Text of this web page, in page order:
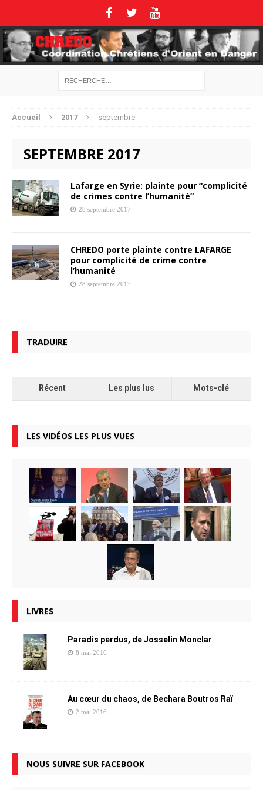
Accueil 2017 septembre
SEPTEMBRE 2017
Lafarge en Syrie: plainte pour “complicité
de crimes contre l’humanité”
28 septembre 2017
CHREDO porte plainte contre LAFARGE
pour complicité de crime contre
l’humanité
28 septembre 2017
TRADUIRE
Récent Les plus lus Mots-clé
LES VIDÉOS LES PLUS VUES
LIVRES
Paradis perdus, de Josselin Monclar
8 mai 2016
Au cœur du chaos, de Bechara Boutros Raï
2 mai 2016
NOUS SUIVRE SUR FACEBOOK